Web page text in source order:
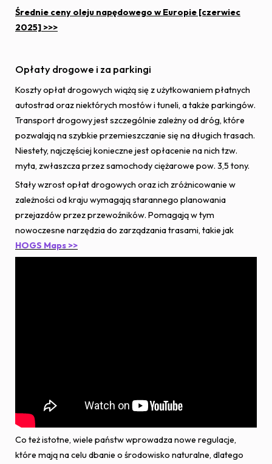
Średnie ceny oleju napędowego w Europie [czerwiec
2025] >>>
Opłaty drogowe i za parkingi
Koszty opłat drogowych wiążą się z użytkowaniem płatnych
autostrad oraz niektórych mostów i tuneli, a także parkingów.
Transport drogowy jest szczególnie zależny od dróg, które
pozwalają na szybkie przemieszczanie się na długich trasach.
Niestety, najczęściej konieczne jest opłacenie na nich tzw.
myta, zwłaszcza przez samochody ciężarowe pow. 3,5 tony.
Stały wzrost opłat drogowych oraz ich zróżnicowanie w
zależności od kraju wymagają starannego planowania
przejazdów przez przewoźników. Pomagają w tym
nowoczesne narzędzia do zarządzania trasami, takie jak
HOGS Maps >>
Co też istotne, wiele państw wprowadza nowe regulacje,
które mają na celu dbanie o środowisko naturalne, dlatego